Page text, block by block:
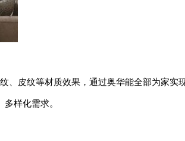
皮纹等材质效果，通过奥华能全部为家实
样化需求。